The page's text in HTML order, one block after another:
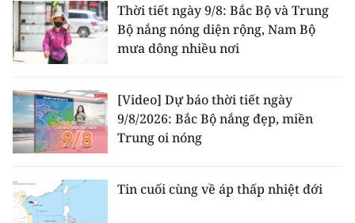
Thời tiết ngày 9/8: Bắc Bộ và Trung
Bộ nắng nóng diện rộng, Nam Bộ
mưa dông nhiều nơi
[Video] Dự báo thời tiết ngày
9/8/2026: Bắc Bộ nắng đẹp, miền
Trung oi nóng
Tin cuối cùng về áp thấp nhiệt đới